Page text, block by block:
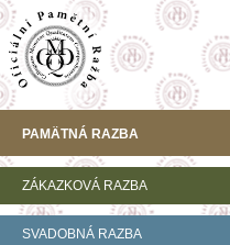
PAMÄTNÁ RAZBA
ZÁKAZKOVÁ RAZBA
SVADOBNÁ RAZBA